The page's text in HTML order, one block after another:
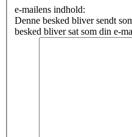
e-mailens indhold:
Denne besked bliver sendt
besked bliver sat som din e-